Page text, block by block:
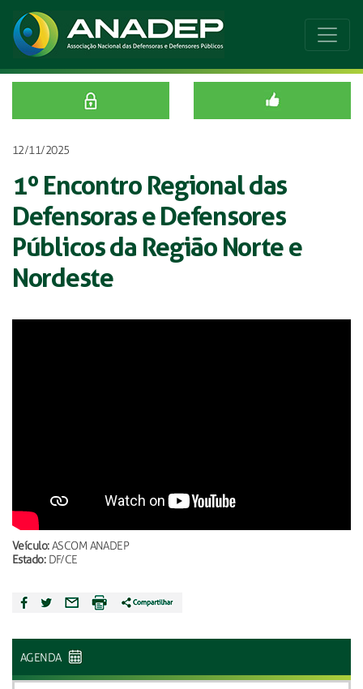
12/11/2025
1º Encontro Regional das
Defensoras e Defensores
Públicos da Região Norte e
Nordeste
Veículo:ASCOM ANADEP
Estado:DF/CE
AGENDA